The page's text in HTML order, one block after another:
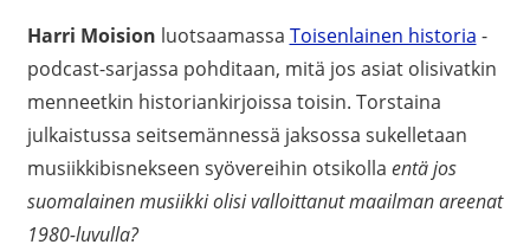
Harri Moision luotsaamassa Toisenlainen historia -
podcast-sarjassa pohditaan, mitä jos asiat olisivatkin
menneetkin historiankirjoissa toisin. Torstaina
julkaistussa seitsemännessä jaksossa sukelletaan
musiikkibisnekseen syövereihin otsikolla entä jos
suomalainen musiikki olisi valloittanut maailman areenat
1980-luvulla?